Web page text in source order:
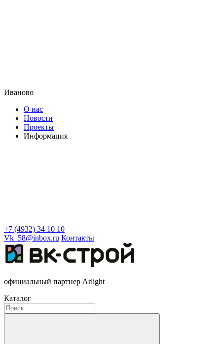
Иваново
О нас
Новости
Проекты
Информация
+7 (4932) 34 10 10
Vk_58@inbox.ru Контакты
официальный партнер Arlight
Каталог